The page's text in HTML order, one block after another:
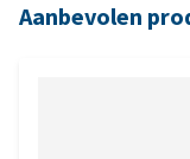
Aanbevolen